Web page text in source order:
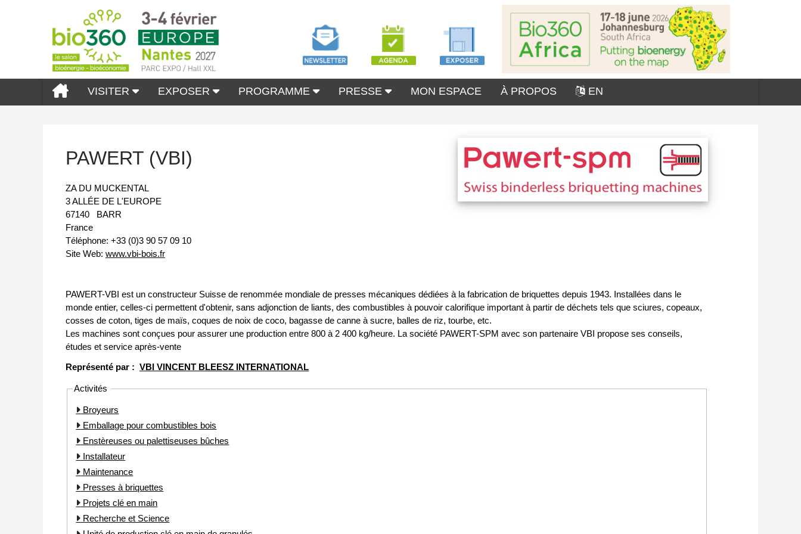
VISITER EXPOSER PROGRAMME PRESSE MON ESPACE À PROPOS EN
PAWERT (VBI)
ZA DU MUCKENTAL
3 ALLÉE DE L'EUROPE
67140
BARR
France
Téléphone: +33 (0)3 90 57 09 10
Site Web: www.vbi-bois.fr
PAWERT-VBI est un constructeur Suisse de renommée mondiale de presses mécaniques dédiées à la fabrication de briquettes depuis 1943. Installées dans le
monde entier, celles-ci permettent d'obtenir, sans adjonction de liants, des combustibles à pouvoir calorifique important à partir de déchets tels que sciures, copeaux,
cosses de coton, tiges de maïs, coques de noix de coco, bagasse de canne à sucre, balles de riz, tourbe, etc.
Les machines sont conçues pour assurer une production entre 800 à 2 400 kg/heure. La société PAWERT-SPM avec son partenaire VBI propose ses conseils,
études et service après-vente
Représenté par : VBI VINCENT BLEESZ INTERNATIONAL
Activités
Broyeurs
Emballage pour combustibles bois
Enstèreuses ou palettiseuses bûches
Installateur
Maintenance
Presses à briquettes
Projets clé en main
Recherche et Science